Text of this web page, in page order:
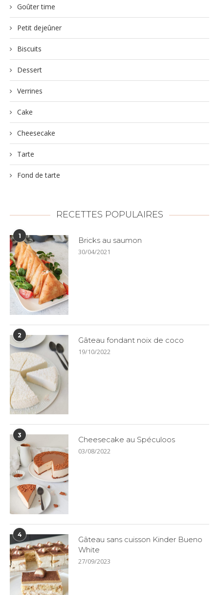
Goûter time
Petit dejeûner
Biscuits
Dessert
Verrines
Cake
Cheesecake
Tarte
Fond de tarte
RECETTES POPULAIRES
1
Bricks au saumon
30/04/2021
2
Gâteau fondant noix de coco
19/10/2022
3
Cheesecake au Spéculoos
03/08/2022
4
Gâteau sans cuisson Kinder Bueno
White
27/09/2023